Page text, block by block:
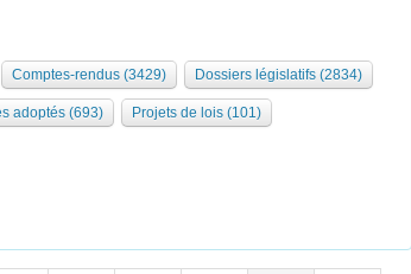
Comptes-rendus (3429) Dossiers législatifs (2834)
adoptés (693) Projets de lois (101)